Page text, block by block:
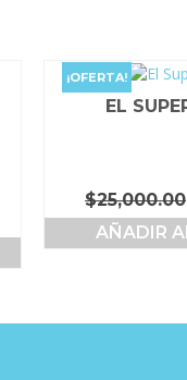
¡OFERTA!
EL
$25,000.00
AÑADIR